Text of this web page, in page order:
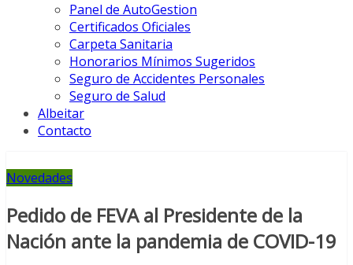
Panel de AutoGestion
Certificados Oficiales
Carpeta Sanitaria
Honorarios Mínimos Sugeridos
Seguro de Accidentes Personales
Seguro de Salud
Albeitar
Contacto
Novedades
Pedido de FEVA al Presidente de la
Nación ante la pandemia de COVID-19